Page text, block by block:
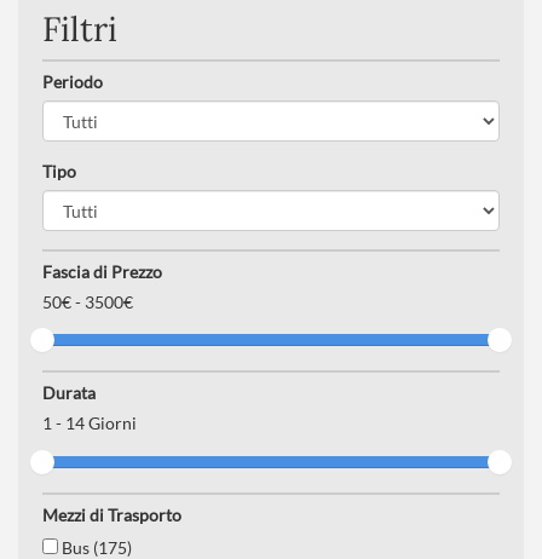
Filtri
Periodo
Tipo
Fascia di Prezzo
50€ - 3500€
Durata
1- 14Giorni
Mezzi di Trasporto
Bus (175)